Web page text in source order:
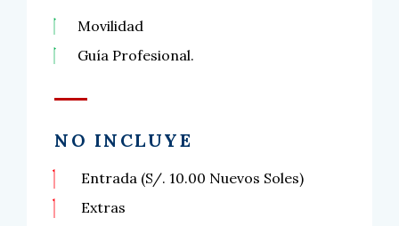
Movilidad
Guía Profesional.
NO INCLUYE
Entrada (S/. 10.00 Nuevos Soles)
Extras